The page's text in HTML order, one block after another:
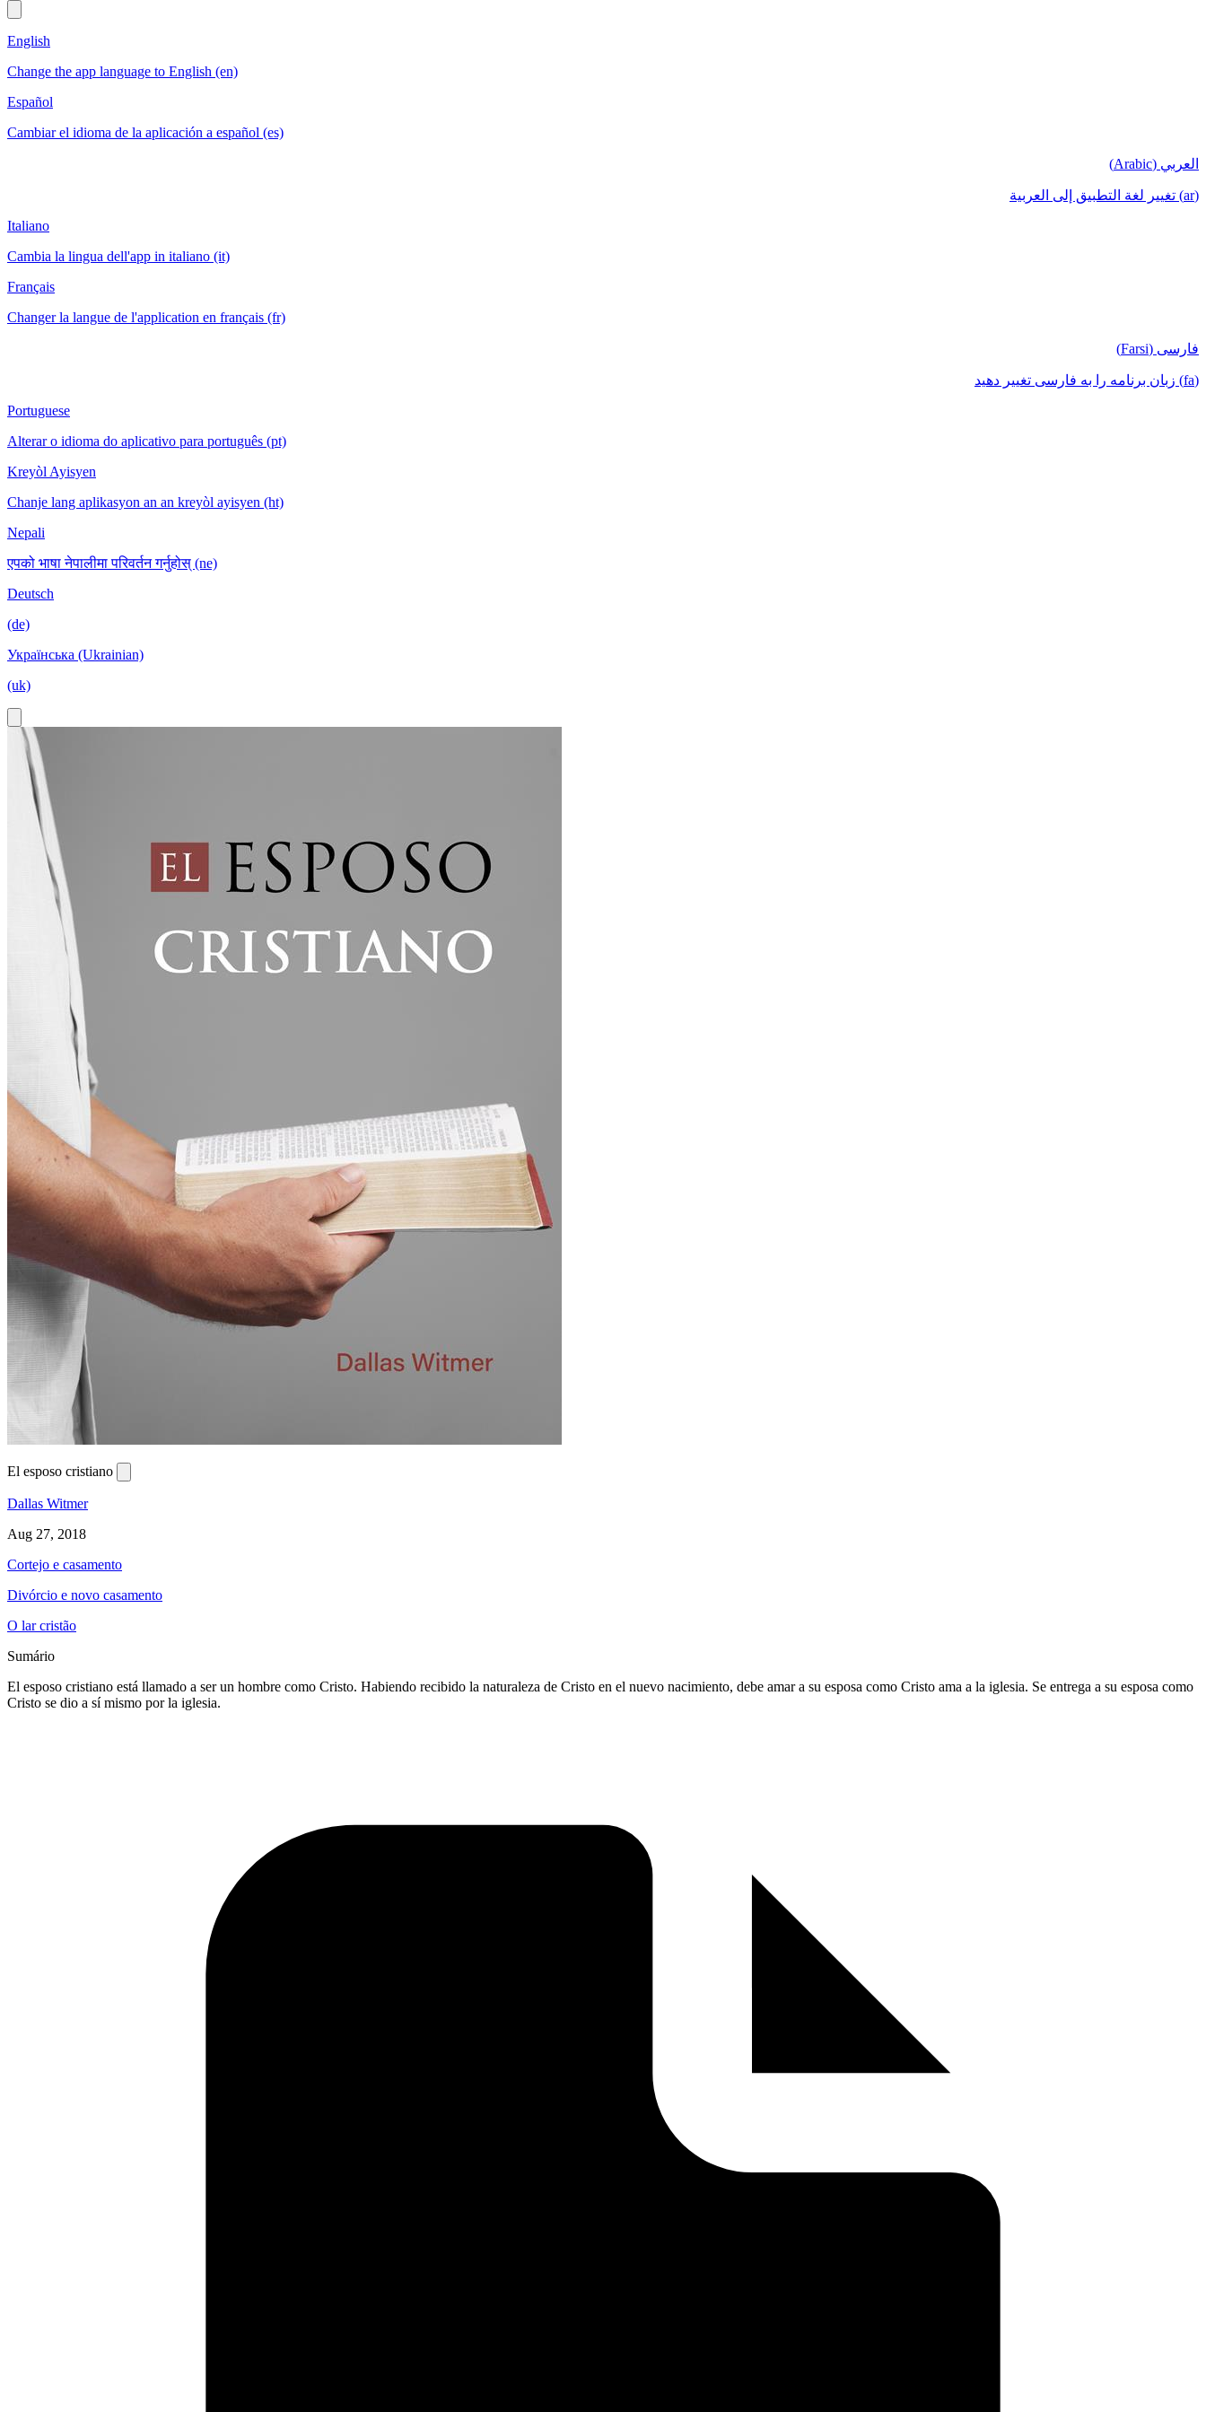
English
Change the app language to English (en)
Español
Cambiar el idioma de la aplicación a español (es)
العربي (Arabic)
(ar) تغيير لغة التطبيق إلى العربية
Italiano
Cambia la lingua dell'app in italiano (it)
Français
Changer la langue de l'application en français (fr)
فارسی (Farsi)
(fa) زبان برنامه را به فارسی تغییر دهید
Portuguese
Alterar o idioma do aplicativo para português (pt)
Kreyòl Ayisyen
Chanje lang aplikasyon an an kreyòl ayisyen (ht)
Nepali
एपको भाषा नेपालीमा परिवर्तन गर्नुहोस् (ne)
Deutsch
(de)
Українська (Ukrainian)
(uk)
El esposo cristiano
Dallas Witmer
Aug 27, 2018
Cortejo e casamento
Divórcio e novo casamento
O lar cristão
Sumário
El esposo cristiano está llamado a ser un hombre como Cristo. Habiendo recibido la naturaleza de Cristo en el nuevo nacimiento, debe amar a su esposa como Cristo ama a la iglesia. Se entrega a su esposa como
Cristo se dio a sí mismo por la iglesia.